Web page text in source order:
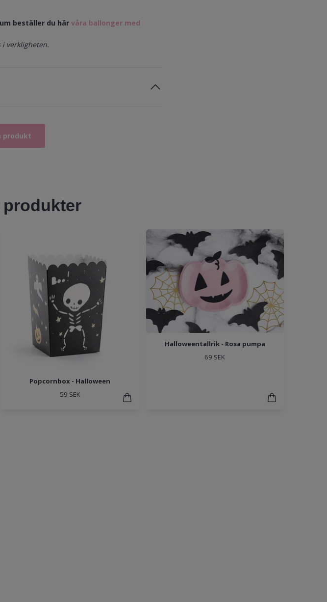
beställer du här våra ballonger med
verkligheten.
produkt
produkter
Popcornbox - Halloween
59 SEK
Halloweentallrik - Rosa pumpa
69 SEK